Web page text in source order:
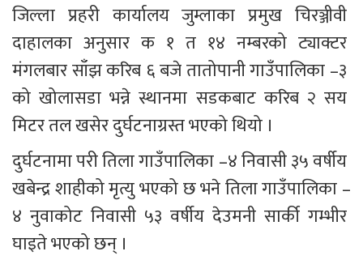
जिल्ला प्रहरी कार्यालय जुम्लाका प्रमुख चिरञ्जीवी
दाहालका अनुसार क १ त १४ नम्बरको ट्याक्टर
मंगलबार साँझ करिब ६ बजे तातोपानी गाउँपालिका –३
को खोलासडा भन्ने स्थानमा सडकबाट करिब २ सय
मिटर तल खसेर दुर्घटनाग्रस्त भएको थियो ।
दुर्घटनामा परी तिला गाउँपालिका –४ निवासी ३५ वर्षीय
खबेन्द्र शाहीको मृत्यु भएको छ भने तिला गाउँपालिका –
४ नुवाकोट निवासी ५३ वर्षीय देउमनी सार्की गम्भीर
घाइते भएको छन् ।